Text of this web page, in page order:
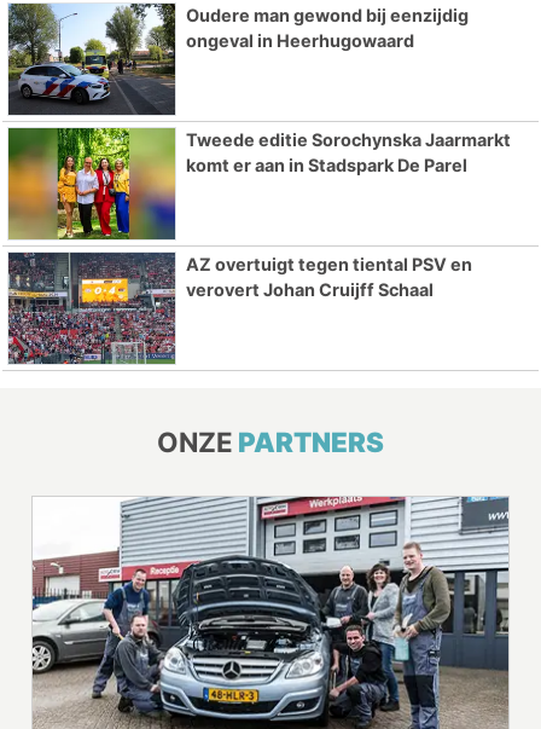
Oudere man gewond bij eenzijdig
ongeval in Heerhugowaard
Tweede editie Sorochynska Jaarmarkt
komt er aan in Stadspark De Parel
AZ overtuigt tegen tiental PSV en
verovert Johan Cruijff Schaal
ONZE PARTNERS